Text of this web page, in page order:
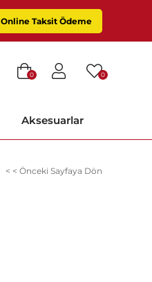
Online Taksit Ödeme
0
0
Aksesuarlar
< < Önceki Sayfaya Dön